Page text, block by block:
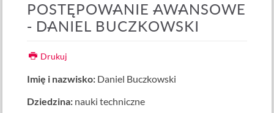
POSTĘPOWANIE AWANSOWE
- DANIEL BUCZKOWSKI
Drukuj
Imię i nazwisko: Daniel Buczkowski
Dziedzina: nauki techniczne